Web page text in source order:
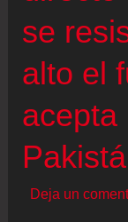
jueves
“los
líderes”
Israel
se
alto el
acepta
Deja un